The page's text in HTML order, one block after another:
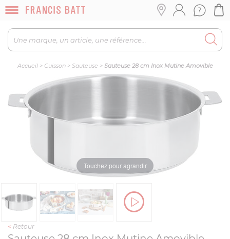
Accueil> Cuisson> Sauteuse > Sauteuse 28 cm Inox Mutine Amovible
Touchez pour agrandir
< Retour